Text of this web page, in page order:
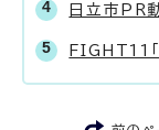
日立市PR
FIGHT11「